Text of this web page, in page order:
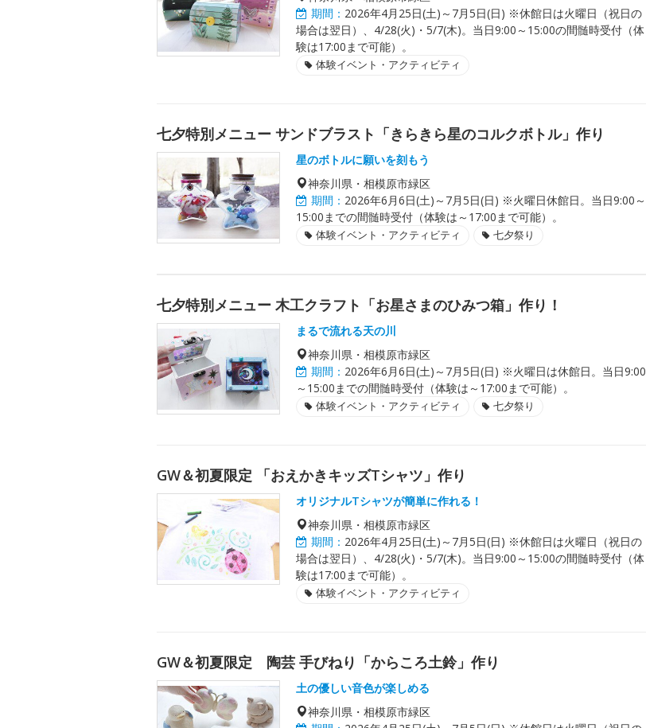
期間： 2026年4月25日(土)～7月5日(日) ※休館日は火曜日（祝日の
場合は翌日）、4/28(火)・5/7(木)。当日9:00～15:00の間髄時受付（体
験は17:00まで可能）。
体験イベント・アクティビティ
七夕特別メニュー サンドブラスト「きらきら星のコルクボトル」作り
星のボトルに願いを刻もう
神奈川県・相模原市緑区
期間： 2026年6月6日(土)～7月5日(日) ※火曜日休館日。当日9:00～
15:00までの間髄時受付（体験は～17:00まで可能）。
体験イベント・アクティビティ 七夕祭り
七夕特別メニュー 木工クラフト「お星さまのひみつ箱」作り！
まるで流れる天の川
神奈川県・相模原市緑区
期間： 2026年6月6日(土)～7月5日(日) ※火曜日は休館日。当日9:00
～15:00までの間髄時受付（体験は～17:00まで可能）。
体験イベント・アクティビティ 七夕祭り
GW＆初夏限定 「おえかきキッズTシャツ」作り
オリジナルTシャツが簡単に作れる！
神奈川県・相模原市緑区
期間： 2026年4月25日(土)～7月5日(日) ※休館日は火曜日（祝日の
場合は翌日）、4/28(火)・5/7(木)。当日9:00～15:00の間髄時受付（体
験は17:00まで可能）。
体験イベント・アクティビティ
GW＆初夏限定 陶芸 手びねり「からころ土鈴」作り
土の優しい音色が楽しめる
神奈川県・相模原市緑区